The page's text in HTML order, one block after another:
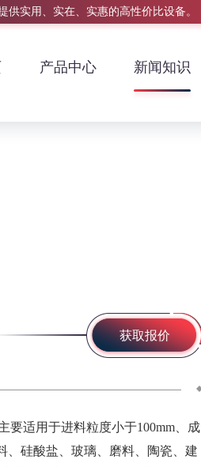
供实用、实在、实惠的高性价比设备。
产品中心 新闻知识
获取报价
要适用于进料粒度小于100mm、成
、硅酸盐、玻璃、磨料、陶瓷、建